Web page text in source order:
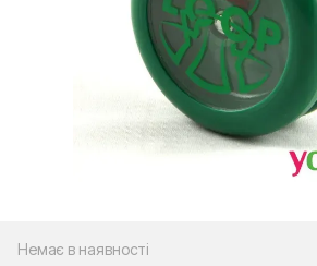
Немає в наявності